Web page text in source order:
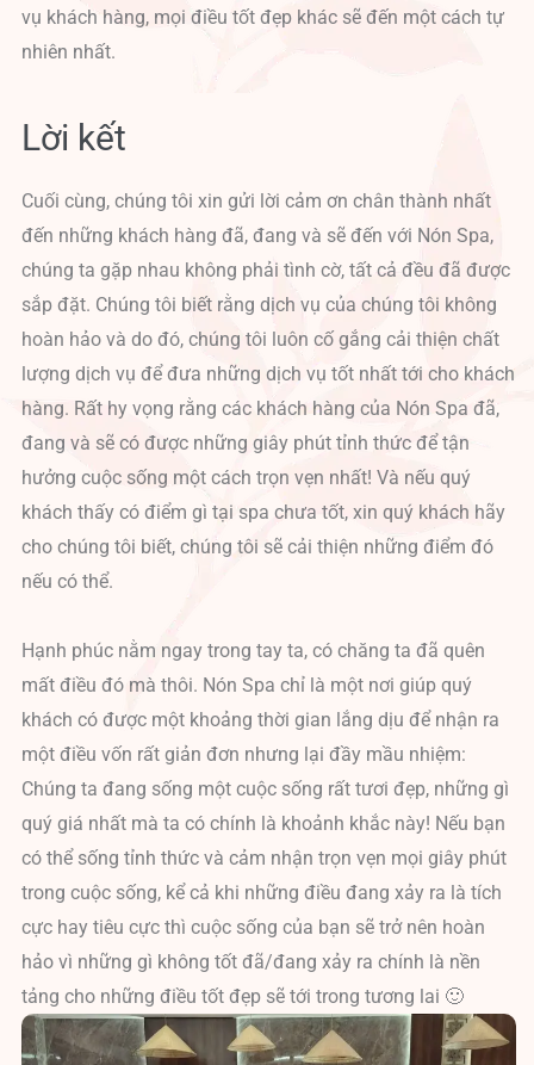
vụ khách hàng, mọi điều tốt đẹp khác sẽ đến một cách tự
nhiên nhất.
Lời kết
Cuối cùng, chúng tôi xin gửi lời cảm ơn chân thành nhất
đến những khách hàng đã, đang và sẽ đến với Nón Spa,
chúng ta gặp nhau không phải tình cờ, tất cả đều đã được
sắp đặt. Chúng tôi biết rằng dịch vụ của chúng tôi không
hoàn hảo và do đó, chúng tôi luôn cố gắng cải thiện chất
lượng dịch vụ để đưa những dịch vụ tốt nhất tới cho khách
hàng. Rất hy vọng rằng các khách hàng của Nón Spa đã,
đang và sẽ có được những giây phút tỉnh thức để tận
hưởng cuộc sống một cách trọn vẹn nhất! Và nếu quý
khách thấy có điểm gì tại spa chưa tốt, xin quý khách hãy
cho chúng tôi biết, chúng tôi sẽ cải thiện những điểm đó
nếu có thể.
Hạnh phúc nằm ngay trong tay ta, có chăng ta đã quên
mất điều đó mà thôi. Nón Spa chỉ là một nơi giúp quý
khách có được một khoảng thời gian lắng dịu để nhận ra
một điều vốn rất giản đơn nhưng lại đầy mầu nhiệm:
Chúng ta đang sống một cuộc sống rất tươi đẹp, những gì
quý giá nhất mà ta có chính là khoảnh khắc này! Nếu bạn
có thể sống tỉnh thức và cảm nhận trọn vẹn mọi giây phút
trong cuộc sống, kể cả khi những điều đang xảy ra là tích
cực hay tiêu cực thì cuộc sống của bạn sẽ trở nên hoàn
hảo vì những gì không tốt đã/đang xảy ra chính là nền
tảng cho những điều tốt đẹp sẽ tới trong tương lai 🙂